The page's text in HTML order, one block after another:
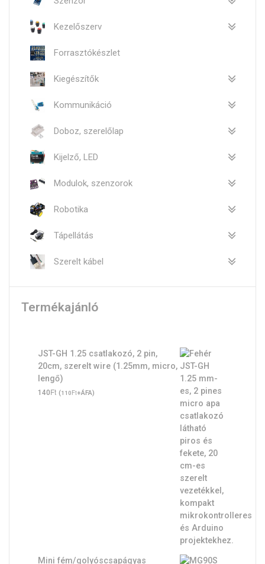
Kezelőszerv
Forrasztókészlet
Kiegészítők
Kommunikáció
Doboz, szerelőlap
Kijelző, LED
Modulok, szenzorok
Robotika
Tápellátás
Szerelt kábel
Termékajánló
JST-GH 1.25 csatlakozó, 2 pin,
20cm, szerelt wire (1.25mm, micro,
lengő)
140Ft (110Ft+ÁFA)
Mini fém/golyóscsapágyas